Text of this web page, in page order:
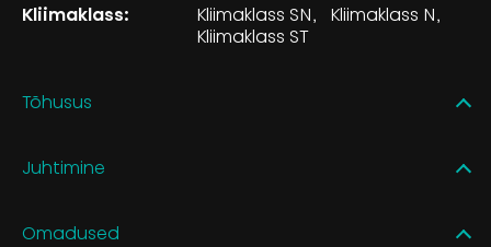
Kliimaklass: Kliimaklass SN
Kliimaklass N
Kliimaklass ST
Tõhusus
Juhtimine
Omadused